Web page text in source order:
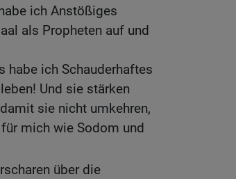
ich Anstößiges
als Propheten auf und
habe ich Schauderhaftes
Und sie stärken
sie nicht umkehren,
mich wie Sodom und
über die